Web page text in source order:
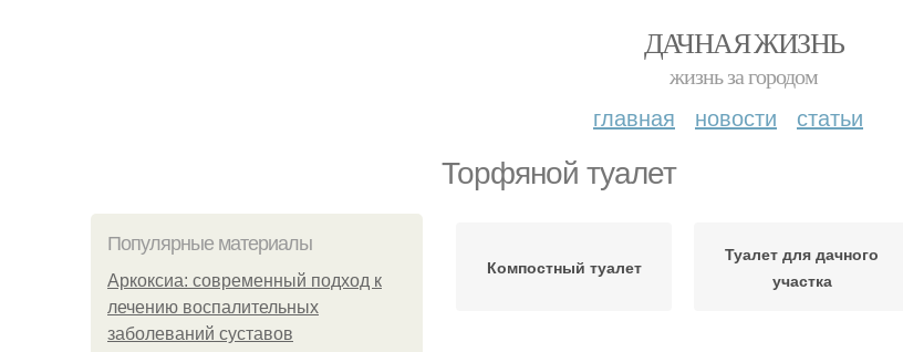
ДАЧНАЯ ЖИЗНЬ
жизнь за городом
главная новости статьи
Торфяной туалет
Популярные материалы
Аркоксиа: современный подход к
лечению воспалительных
заболеваний суставов
Компостный туалет
Туалет для дачного
участка